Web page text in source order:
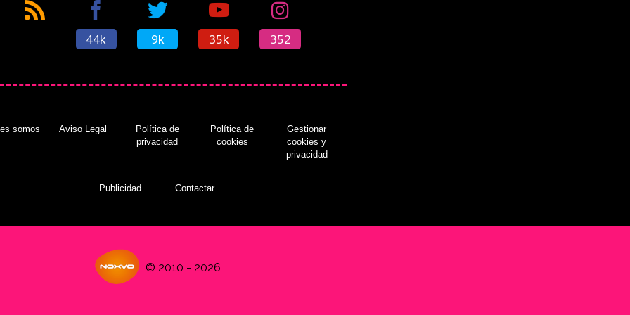
44k 9k 35k 352
somos Aviso Legal
Política de
privacidad
Política de
cookies
Gestionar
cookies y
privacidad
Publicidad Contactar
© 2010 - 2026